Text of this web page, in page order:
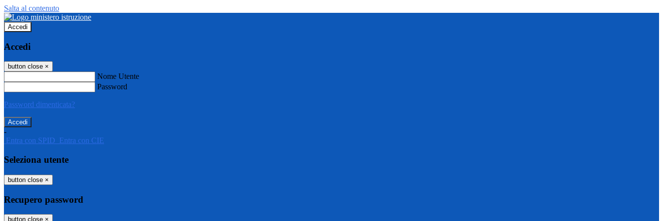
Salta al contenuto
Accedi
Accedi
button close ×
Nome Utente
Password
Password dimenticata?
-
Entra con SPID Entra con CIE
Seleziona utente
button close ×
Recupero password
button close ×